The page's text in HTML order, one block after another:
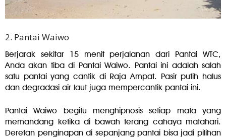
2. Pantai Waiwo
Berjarak sekitar 15 menit perjalanan dari Pantai WTC,
Anda akan tiba di Pantai Waiwo. Pantai ini adalah salah
satu pantai yang cantik di Raja Ampat. Pasir putih halus
dan degradasi air laut juga mempercantik pantai ini.
Pantai Waiwo begitu menghipnosis setiap mata yang
memandang ketika di bawah terang cahaya matahari.
Deretan penginapan di sepanjang pantai bisa jadi pilihan